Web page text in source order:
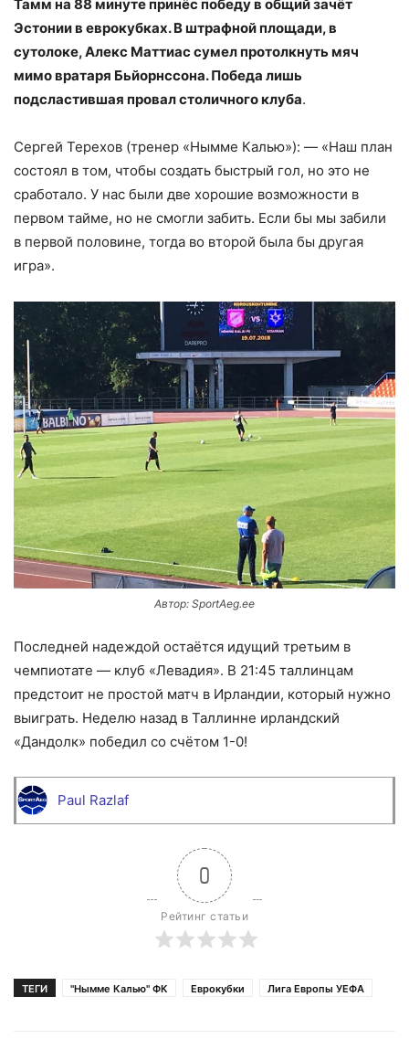
Тамм на 88 минуте принёс победу в общий зачёт
Эстонии в еврокубках. В штрафной площади, в
сутолоке, Алекс Маттиас сумел протолкнуть мяч
мимо вратаря Бьйорнссона. Победа лишь
подсластившая провал столичного клуба.
Сергей Терехов (тренер «Нымме Калью»): — «Наш план
состоял в том, чтобы создать быстрый гол, но это не
сработало. У нас были две хорошие возможности в
первом тайме, но не смогли забить. Если бы мы забили
в первой половине, тогда во второй была бы другая
игра».
Автор: SportAeg.ee
Последней надеждой остаётся идущий третьим в
чемпиотате — клуб «Левадия». В 21:45 таллинцам
предстоит не простой матч в Ирландии, который нужно
выиграть. Неделю назад в Таллинне ирландский
«Дандолк» победил со счётом 1-0!
Paul Razlaf
0
Рейтинг статьи
ТЕГИ "Нымме Калью" ФК Еврокубки Лига Европы УЕФА